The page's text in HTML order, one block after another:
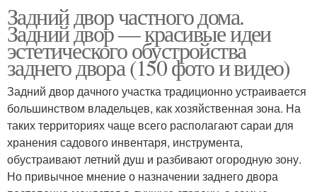
Сад в горшке Скамейки для сада
Беседки в саду Камни для сада
Волшебные идеи Украшения для сада
Задний двор частного дома.
Задний двор — красивые идеи
эстетического обустройства
заднего двора (150 фото и видео)
Задний двор дачного участка традиционно устраивается
большинством владельцев, как хозяйственная зона. На
таких территориях чаще всего располагают сараи для
хранения садового инвентаря, инструмента,
обустраивают летний душ и разбивают огородную зону.
Но привычное мнение о назначении заднего двора